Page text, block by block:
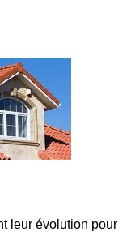
leur évolution pour